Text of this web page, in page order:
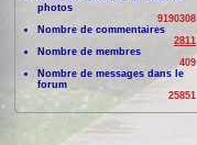
photos
9190308
Nombre de commentaires
2811
Nombre de membres
409
Nombre de messages dans le
forum
25851